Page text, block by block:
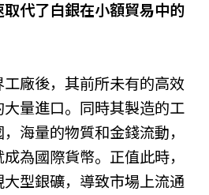
代了白銀在小額貿易中的
廠後，其前所未有的高效
量進口。同時其製造的工
海量的物質和金錢流動，
為國際貨幣。正值此時，
型銀礦，導致市場上流通